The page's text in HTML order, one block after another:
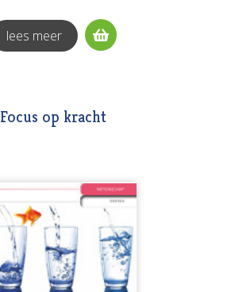
lees meer
Focus op kracht